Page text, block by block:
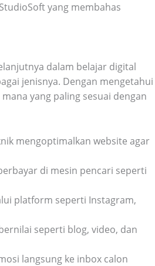
yang membahas
dalam belajar digital
jenisnya. Dengan mengetahui
yang paling sesuai dengan
mengoptimalkan website agar
di mesin pencari seperti
platform seperti Instagram,
seperti blog, video, dan
langsung ke inbox calon